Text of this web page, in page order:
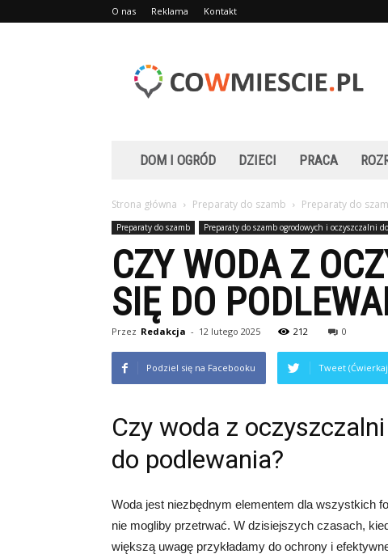
O nas Reklama Kontakt
DOM I OGRÓD DZIECI PRACA
Strona główna Preparaty do szamb Preparaty do
Preparaty do szamb Preparaty do szamb ogrodowych i oczyszczalni
CZY WODA Z
SIĘ DO
Przez Redakcja - 12 lutego 2025 212 0
Podziel się na Facebooku Tweet
Czy woda z
do podlewania?
Woda jest niezbędnym elementem dla wszystkich
nie mogliby przetrwać. W dzisiejszych czasach,
większą uwagę przykładamy do ochrony i